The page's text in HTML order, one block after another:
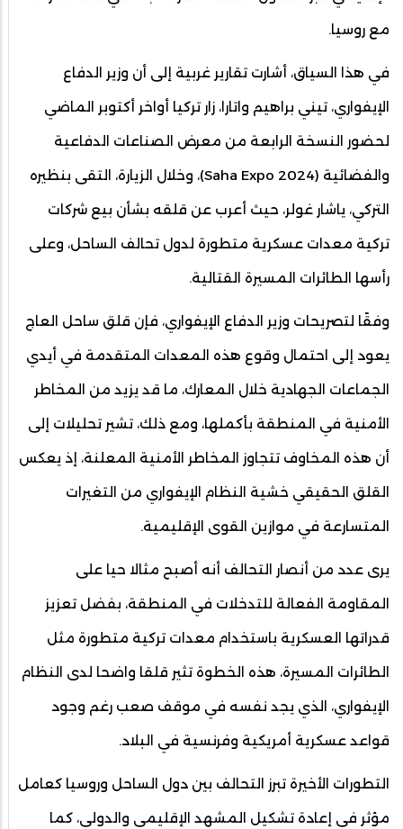
مع روسيا.
في هذا السياق، أشارت تقارير غربية إلى أن وزير الدفاع
الإيفواري، تيني براهيم واتارا، زار تركيا أواخر أكتوبر الماضي
لحضور النسخة الرابعة من معرض الصناعات الدفاعية
والفضائية (Saha Expo 2024)، وخلال الزيارة، التقى بنظيره
التركي، ياشار غولر، حيث أعرب عن قلقه بشأن بيع شركات
تركية معدات عسكرية متطورة لدول تحالف الساحل، وعلى
رأسها الطائرات المسيرة القتالية.
وفقًا لتصريحات وزير الدفاع الإيفواري، فإن قلق ساحل العاج
يعود إلى احتمال وقوع هذه المعدات المتقدمة في أيدي
الجماعات الجهادية خلال المعارك، ما قد يزيد من المخاطر
الأمنية في المنطقة بأكملها، ومع ذلك، تشير تحليلات إلى
أن هذه المخاوف تتجاوز المخاطر الأمنية المعلنة، إذ يعكس
القلق الحقيقي خشية النظام الإيفواري من التغيرات
المتسارعة في موازين القوى الإقليمية.
يرى عدد من أنصار التحالف أنه أصبح مثالا حيا على
المقاومة الفعالة للتدخلات في المنطقة، بفضل تعزيز
قدراتها العسكرية باستخدام معدات تركية متطورة مثل
الطائرات المسيرة، هذه الخطوة تثير قلقا واضحا لدى النظام
الإيفواري، الذي يجد نفسه في موقف صعب رغم وجود
قواعد عسكرية أمريكية وفرنسية في البلاد.
التطورات الأخيرة تبرز التحالف بين دول الساحل وروسيا كعامل
مؤثر في إعادة تشكيل المشهد الإقليمي والدولي، كما